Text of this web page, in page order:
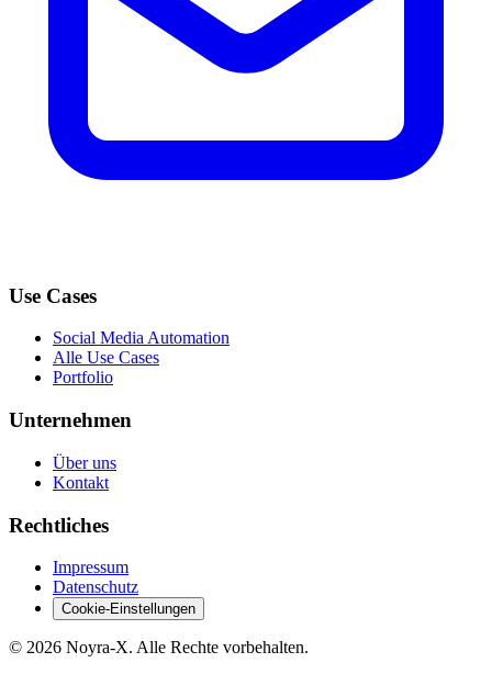
Use Cases
Social Media Automation
Alle Use Cases
Portfolio
Unternehmen
Über uns
Kontakt
Rechtliches
Impressum
Datenschutz
Cookie-Einstellungen
© 2026 Noyra-X. Alle Rechte vorbehalten.